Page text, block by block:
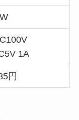
1A
円